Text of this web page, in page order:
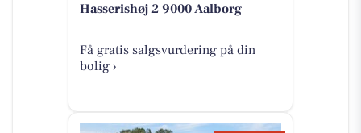
Hasserishøj 2 9000 Aalborg
Få gratis salgsvurdering på din
bolig ›